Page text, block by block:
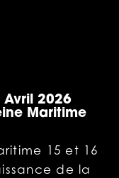
2026
Maritime
15 et 16
de la